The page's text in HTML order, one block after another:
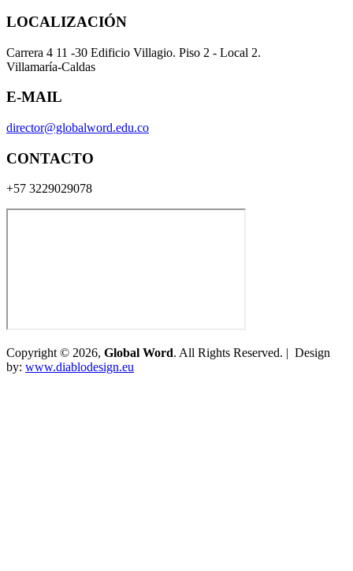
LOCALIZACIÓN
Carrera 4 11 -30 Edificio Villagio. Piso 2 - Local 2.
Villamaría-Caldas
E-MAIL
director@globalword.edu.co
CONTACTO
+57 3229029078
Copyright © 2026, Global Word. All Rights Reserved. | Design
by: www.diablodesign.eu